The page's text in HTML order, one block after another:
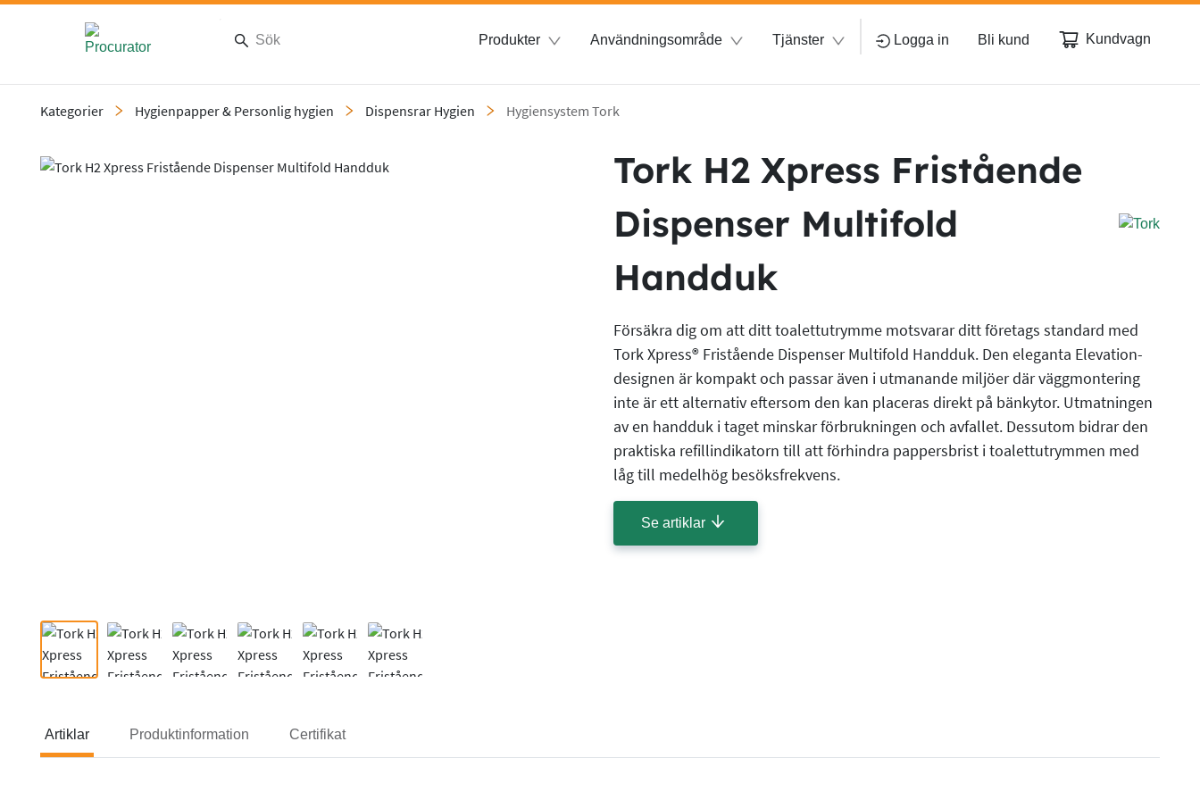
Produkter Användningsområde Tjänster Logga in Bli kund Kundvagn
Kategorier Hygienpapper & Personlig hygien Dispensrar Hygien Hygiensystem Tork
Slide 1 of 6
Tork H2 Xpress Fristående
Dispenser Multifold
Handduk
Försäkra dig om att ditt toalettutrymme motsvarar ditt företags standard med
Tork Xpress® Fristående Dispenser Multifold Handduk. Den eleganta Elevation-
designen är kompakt och passar även i utmanande miljöer där väggmontering
inte är ett alternativ eftersom den kan placeras direkt på bänkytor. Utmatningen
av en handduk i taget minskar förbrukningen och avfallet. Dessutom bidrar den
praktiska refillindikatorn till att förhindra pappersbrist i toalettutrymmen med
låg till medelhög besöksfrekvens.
Se artiklar
Artiklar Produktinformation Certifikat